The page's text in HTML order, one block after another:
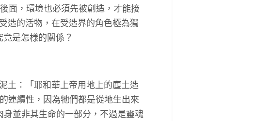
面，環境也必須先被創造，才能接
造的活物，在受造界的角色極為獨
是怎樣的關係？
：「耶和華上帝用地上的塵土造
連續性，因為牠們都是從地生出來
並非其生命的一部分，不過是靈魂